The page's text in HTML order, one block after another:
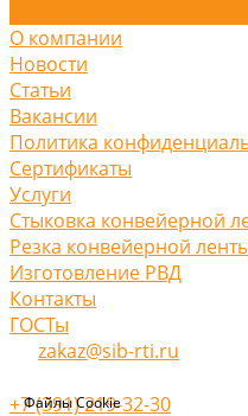
Файлы Cookie
О компании
Новости
Статьи
Вакансии
Политика
Сертификаты
Услуги
Стыковка конвейерной
Резка конвейерной
Изготовление РВД
Контакты
ГОСТы
zakaz@sib-rti.ru
+7 (391) 219-32-30